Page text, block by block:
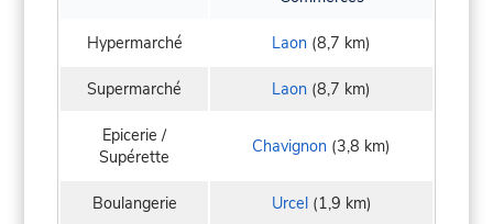
Hypermarché Laon (8,7 km)
Supermarché Laon (8,7 km)
Epicerie /
Supérette
Chavignon (3,8 km)
Boulangerie Urcel(1,9 km)